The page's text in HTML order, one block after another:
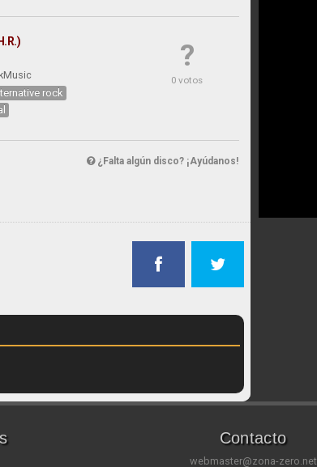
rock
?
0 votos
¿Falta algún disco? ¡Ayúdanos!
Contacto
webmaster@zona-zero.net